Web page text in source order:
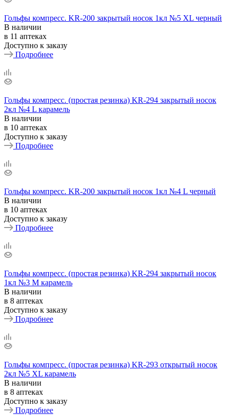
Гольфы компресс. KR-200 закрытый носок 1кл №5 XL черный
В наличии
в 11 аптеках
Доступно к заказу
Подробнее
Гольфы компресс. (простая резинка) KR-294 закрытый носок
2кл №4 L карамель
В наличии
в 10 аптеках
Доступно к заказу
Подробнее
Гольфы компресс. KR-200 закрытый носок 1кл №4 L черный
В наличии
в 10 аптеках
Доступно к заказу
Подробнее
Гольфы компресс. (простая резинка) KR-294 закрытый носок
1кл №3 М карамель
В наличии
в 8 аптеках
Доступно к заказу
Подробнее
Гольфы компресс. (простая резинка) KR-293 открытый носок
2кл №5 ХL карамель
В наличии
в 8 аптеках
Доступно к заказу
Подробнее